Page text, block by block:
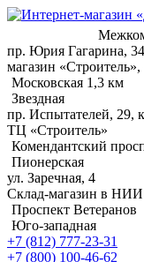
пр. Юрия Гагарина,
магазин
Московская 1,3 км
Звездная
пр. Испытателей, 29,
ТЦ «Строитель»
Комендантский
Пионерская
ул. Заречная, 4
Склад-магазин в
Проспект Ветеранов
Юго-западная
+7 (812) 777-23-31
+7 (800) 100-46-62